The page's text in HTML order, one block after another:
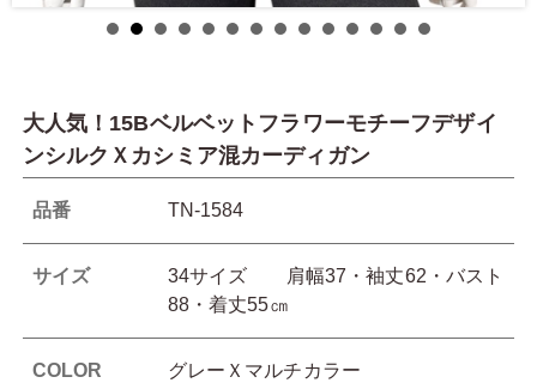
大人気！15Bベルベットフラワーモチーフデザイ
ンシルクＸカシミア混カーディガン
品番 TN-1584
サイズ
34サイズ 肩幅37・袖丈62・バスト
88・着丈55㎝
COLOR グレーＸマルチカラー